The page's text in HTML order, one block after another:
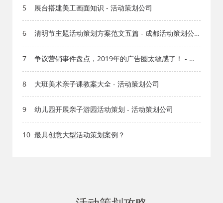
5 展台搭建美工画面知识 - 活动策划公司
6
清明节主题活动策划方案范文五篇 - 成都活动策划公
7
争议营销事件盘点，2019年的广告圈太敏感了！ - 成
8
大班美术亲子课教案大全 - 活动策划公司
9 幼儿园开展亲子游园活动策划 - 活动策划公司
10 最具创意大型活动策划案例？